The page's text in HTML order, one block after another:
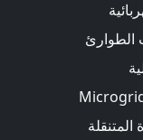
الطوارئ